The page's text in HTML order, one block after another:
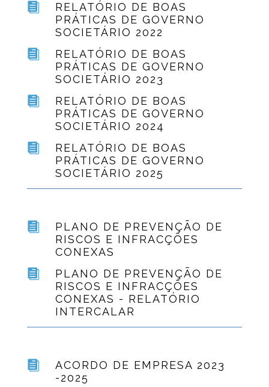

RELATÓRIO DE BOAS
PRÁTICAS DE GOVERNO
SOCIETÁRIO 2022

RELATÓRIO DE BOAS
PRÁTICAS DE GOVERNO
SOCIETÁRIO 2023

RELATÓRIO DE BOAS
PRÁTICAS DE GOVERNO
SOCIETÁRIO 2024

RELATÓRIO DE BOAS
PRÁTICAS DE GOVERNO
SOCIETÁRIO 2025

PLANO DE PREVENÇÃO DE
RISCOS E INFRACÇÕES
CONEXAS

PLANO DE PREVENÇÃO DE
RISCOS E INFRACÇÕES
CONEXAS - RELATÓRIO
INTERCALAR

ACORDO DE EMPRESA 2023
-2025